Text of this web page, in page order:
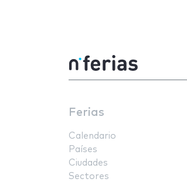
Ferias
Calendario
Países
Ciudades
Sectores